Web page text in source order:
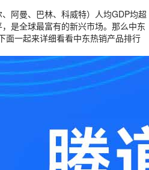
阿曼、巴林、科威特）人均GDP均超
是全球最富有的新兴市场。那么中东
面一起来详细看看中东热销产品排行